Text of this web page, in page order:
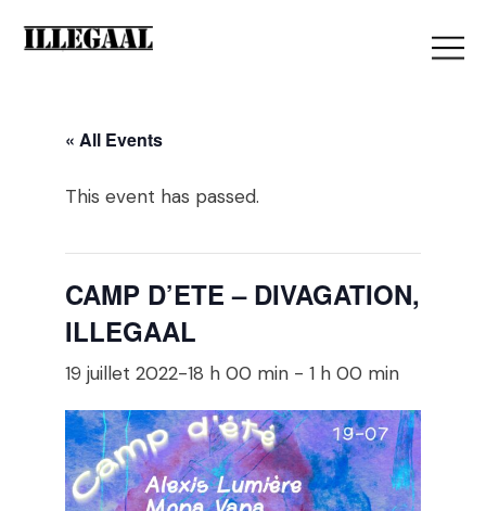
« All Events
This event has passed.
CAMP D’ETE – DIVAGATION,
ILLEGAAL
19 juillet 2022-18 h 00 min -1 h 00 min